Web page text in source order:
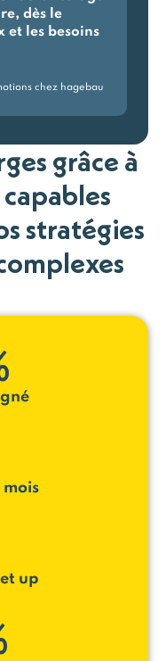
dès le
et les besoins
chez hagebau
grâce à
capables
stratégies
mois
up